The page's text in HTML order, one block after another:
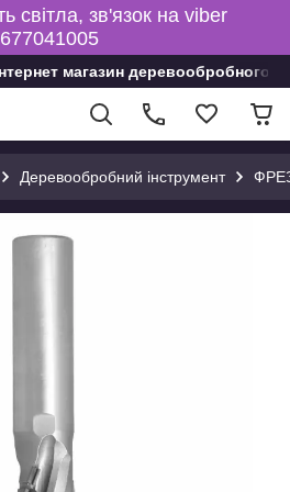
світла, зв'язок на viber
магазин деревообробного
Деревообробний інструмент